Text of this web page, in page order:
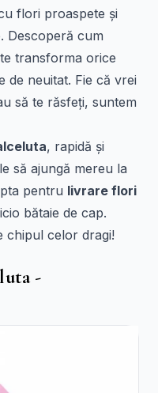
flori proaspete și
Descoperă cum
transforma orice
de neuitat. Fie că vrei
să te răsfeți, suntem
, rapidă și
să ajungă mereu la
pentru livrare flori
bătaie de cap.
chipul celor dragi!
-